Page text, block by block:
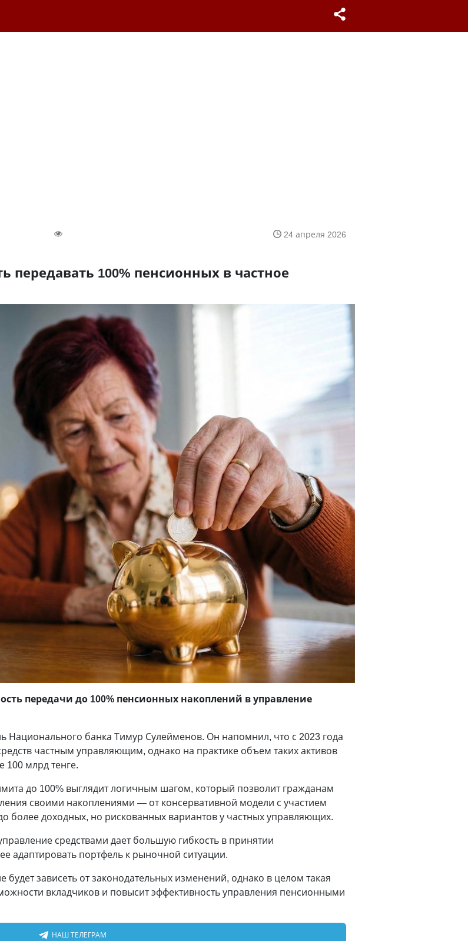
24 апреля 2026
передавать 100% пенсионных в частное
передачи до 100% пенсионных накоплений в управление
Национального банка Тимур Сулейменов. Он напомнил, что с 2023 года
частным управляющим, однако на практике объем таких активов
100 млрд тенге.
до 100% выглядит логичным шагом, который позволит гражданам
своими накоплениями — от консервативной модели с участием
более доходных, но рискованных вариантов у частных управляющих.
средствами дает большую гибкость в принятии
адаптировать портфель к рыночной ситуации.
зависеть от законодательных изменений, однако в целом такая
вкладчиков и повысит эффективность управления пенсионными
НАШ ТЕЛЕГРАМ